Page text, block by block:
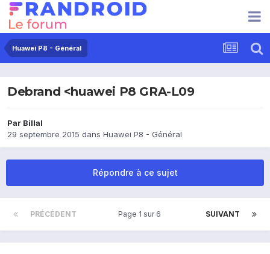
Huawei P8 - Général
Debrand <huawei P8 GRA-L09
Par Billal
29 septembre 2015 dans Huawei P8 - Général
Répondre à ce sujet
PRÉCÉDENT SUIVANT
Page 1 sur 6